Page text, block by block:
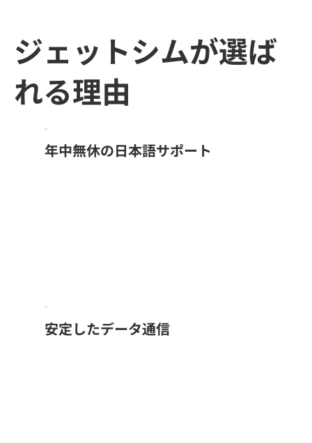
ジェットシムが選ば
れる理由​
年中無休の日本語サポート
安定したデータ通信